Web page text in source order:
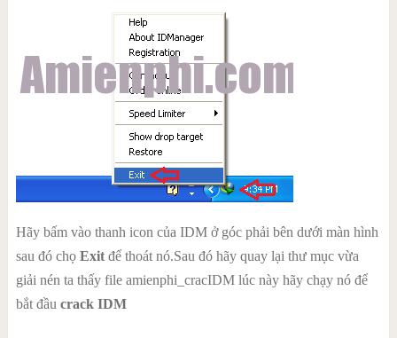
Hãy bấm vào thanh icon của IDM ở góc phải bên dưới màn hình
sau đó chọ Exitđể thoát nó.Sau đó hãy quay lại thư mục vừa
giải nén ta thấy file amienphi_cracIDM lúc này hãy chạy nó để
bắt đầu crack IDM